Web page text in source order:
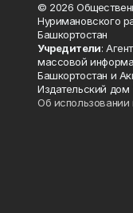
© 2026
Нуримановского
Башкортостан
Учредители:
массовой
Башкортостан и
Издательский дом
Об использовании